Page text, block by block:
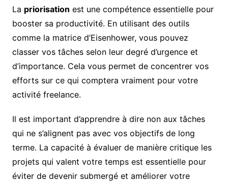
La priorisation est une compétence essentielle pour
booster sa productivité. En utilisant des outils
comme la matrice d’Eisenhower, vous pouvez
classer vos tâches selon leur degré d’urgence et
d’importance. Cela vous permet de concentrer vos
efforts sur ce qui comptera vraiment pour votre
activité freelance.
Il est important d’apprendre à dire non aux tâches
qui ne s’alignent pas avec vos objectifs de long
terme. La capacité à évaluer de manière critique les
projets qui valent votre temps est essentielle pour
éviter de devenir submergé et améliorer votre